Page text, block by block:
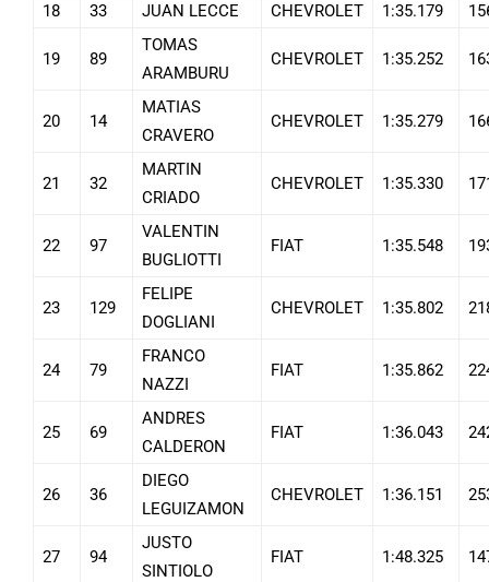
18 33 JUAN LECCE CHEVROLET 1:35.179
19 89
TOMAS
ARAMBURU
CHEVROLET 1:35.252
20 14
MATIAS
CRAVERO
CHEVROLET 1:35.279
21 32
MARTIN
CRIADO
CHEVROLET 1:35.330
22 97
VALENTIN
BUGLIOTTI
FIAT 1:35.548
23 129
FELIPE
DOGLIANI
CHEVROLET 1:35.802
24 79
FRANCO
NAZZI
FIAT 1:35.862
25 69
ANDRES
CALDERON
FIAT 1:36.043
26 36
DIEGO
LEGUIZAMON
CHEVROLET 1:36.151
27 94
JUSTO
SINTIOLO
FIAT 1:48.325